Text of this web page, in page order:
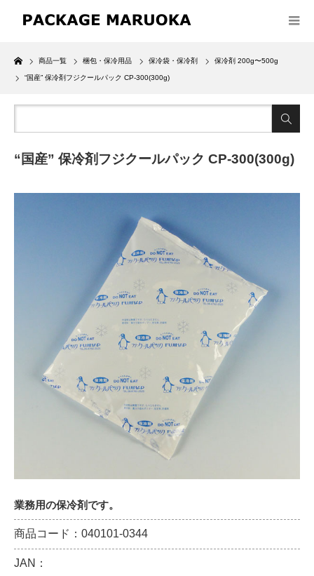
Home
商品一覧 梱包・保冷用品 保冷袋・保冷剤 保冷剤 200g〜500g
“国産” 保冷剤フジクールパック CP-300(300g)
“国産” 保冷剤フジクールパック CP-300(300g)
業務用の保冷剤です。
商品コード：040101-0344
JAN：